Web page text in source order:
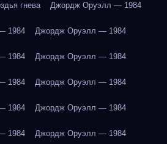
гнева Джордж Оруэлл — 1984
1984 Джордж Оруэлл — 1984
1984 Джордж Оруэлл — 1984
1984 Джордж Оруэлл — 1984
1984 Джордж Оруэлл — 1984
1984 Джордж Оруэлл — 1984